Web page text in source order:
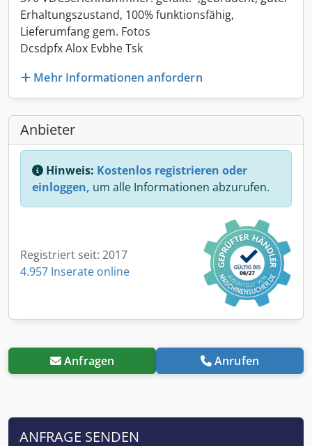
Erhaltungszustand, 100% funktionsfähig,
Lieferumfang gem. Fotos
Dcsdpfx Alox Evbhe Tsk
Mehr Informationen anfordern
Anbieter
Hinweis: Kostenlos registrieren oder
einloggen, um alle Informationen abzurufen.
Registriert seit: 2017
4.957 Inserate online
Anfragen Anrufen
ANFRAGE SENDEN